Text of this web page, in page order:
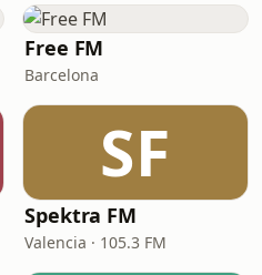
Free FM
Barcelona
SF
Spektra FM
Valencia · 105.3 FM